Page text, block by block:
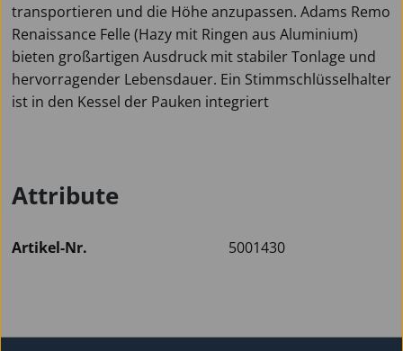
transportieren und die Höhe anzupassen. Adams Remo
Renaissance Felle (Hazy mit Ringen aus Aluminium)
bieten großartigen Ausdruck mit stabiler Tonlage und
hervorragender Lebensdauer. Ein Stimmschlüsselhalter
ist in den Kessel der Pauken integriert
Attribute
Artikel-Nr. 5001430